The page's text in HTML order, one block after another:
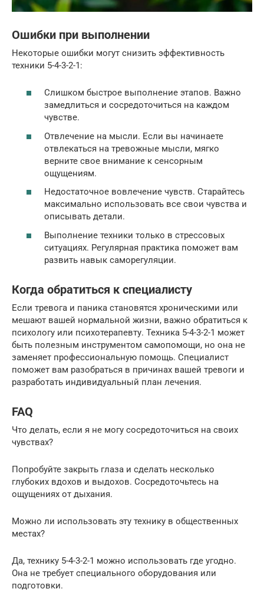
Ошибки при выполнении
Некоторые ошибки могут снизить эффективность
техники 5-4-3-2-1:
Слишком быстрое выполнение этапов. Важно
замедлиться и сосредоточиться на каждом
чувстве.
Отвлечение на мысли. Если вы начинаете
отвлекаться на тревожные мысли, мягко
верните свое внимание к сенсорным
ощущениям.
Недостаточное вовлечение чувств. Старайтесь
максимально использовать все свои чувства и
описывать детали.
Выполнение техники только в стрессовых
ситуациях. Регулярная практика поможет вам
развить навык саморегуляции.
Когда обратиться к специалисту
Если тревога и паника становятся хроническими или
мешают вашей нормальной жизни, важно обратиться к
психологу или психотерапевту. Техника 5-4-3-2-1 может
быть полезным инструментом самопомощи, но она не
заменяет профессиональную помощь. Специалист
поможет вам разобраться в причинах вашей тревоги и
разработать индивидуальный план лечения.
FAQ
Что делать, если я не могу сосредоточиться на своих
чувствах?
Попробуйте закрыть глаза и сделать несколько
глубоких вдохов и выдохов. Сосредоточьтесь на
ощущениях от дыхания.
Можно ли использовать эту технику в общественных
местах?
Да, технику 5-4-3-2-1 можно использовать где угодно.
Она не требует специального оборудования или
подготовки.